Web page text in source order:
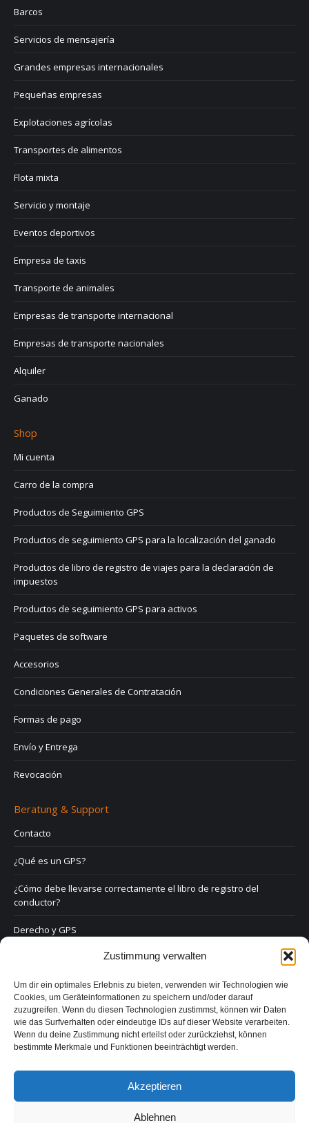
Zustimmung verwalten
Um dir ein optimales Erlebnis zu bieten, verwenden wir Technologien wie
Cookies, um Geräteinformationen zu speichern und/oder darauf
zuzugreifen. Wenn du diesen Technologien zustimmst, können wir Daten
wie das Surfverhalten oder eindeutige IDs auf dieser Website verarbeiten.
Wenn du deine Zustimmung nicht erteilst oder zurückziehst, können
bestimmte Merkmale und Funktionen beeinträchtigt werden.
Akzeptieren
Ablehnen
Barcos
Servicios de mensajería
Grandes empresas internacionales
Pequeñas empresas
Explotaciones agrícolas
Transportes de alimentos
Flota mixta
Servicio y montaje
Eventos deportivos
Empresa de taxis
Transporte de animales
Empresas de transporte internacional
Empresas de transporte nacionales
Alquiler
Ganado
Shop
Mi cuenta
Carro de la compra
Productos de Seguimiento GPS
Productos de seguimiento GPS para la localización del ganado
Productos de libro de registro de viajes para la declaración de
impuestos
Productos de seguimiento GPS para activos
Paquetes de software
Accesorios
Condiciones Generales de Contratación
Formas de pago
Envío y Entrega
Revocación
Beratung & Support
Contacto
¿Qué es un GPS?
¿Cómo debe llevarse correctamente el libro de registro del
conductor?
Derecho y GPS
Preguntas frecuentes
Formulario de contacto
Aviso legal
Política de privacidad